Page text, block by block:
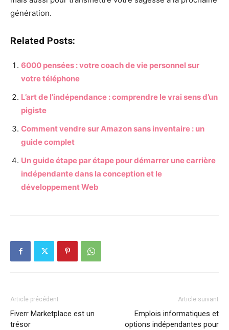
génération.
Related Posts:
6000 pensées : votre coach de vie personnel sur
votre téléphone
L’art de l’indépendance : comprendre le vrai sens d’un
pigiste
Comment vendre sur Amazon sans inventaire : un
guide complet
Un guide étape par étape pour démarrer une carrière
indépendante dans la conception et le
développement Web
Article précédent
Fiverr Marketplace est un
trésor
Article suivant
Emplois informatiques et
options indépendantes pour